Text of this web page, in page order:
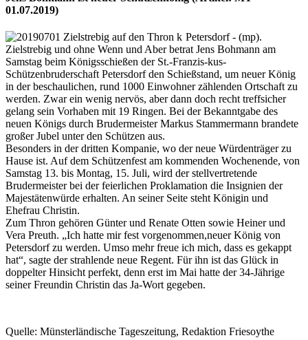
01.07.2019)
Petersdorf - (mp).
Zielstrebig und ohne Wenn und Aber betrat Jens Bohmann am
Samstag beim Königsschießen der St.-Franzis-kus-
Schützenbruderschaft Petersdorf den Schießstand, um neuer König
in der beschaulichen, rund 1000 Einwohner zählenden Ortschaft zu
werden. Zwar ein wenig nervös, aber dann doch recht treffsicher
gelang sein Vorhaben mit 19 Ringen. Bei der Bekanntgabe des
neuen Königs durch Brudermeister Markus Stammermann brandete
großer Jubel unter den Schützen aus.
Besonders in der dritten Kompanie, wo der neue Würdenträger zu
Hause ist. Auf dem Schützenfest am kommenden Wochenende, von
Samstag 13. bis Montag, 15. Juli, wird der stellvertretende
Brudermeister bei der feierlichen Proklamation die Insignien der
Majestätenwürde erhalten. An seiner Seite steht Königin und
Ehefrau Christin.
Zum Thron gehören Günter und Renate Otten sowie Heiner und
Vera Preuth. „Ich hatte mir fest vorgenommen,neuer König von
Petersdorf zu werden. Umso mehr freue ich mich, dass es gekappt
hat“, sagte der strahlende neue Regent. Für ihn ist das Glück in
doppelter Hinsicht perfekt, denn erst im Mai hatte der 34-Jährige
seiner Freundin Christin das Ja-Wort gegeben.
Quelle: Münsterländische Tageszeitung, Redaktion Friesoythe